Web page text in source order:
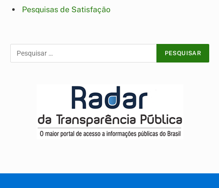
Pesquisas de Satisfação